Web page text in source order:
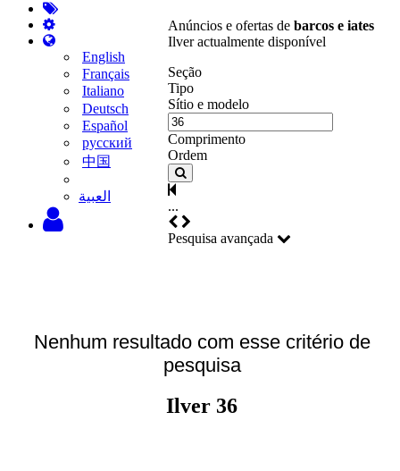
English
Français
Italiano
Deutsch
Español
русский
中国
‫العبية
Anúncios e ofertas de barcos e iates
Ilver actualmente disponível
Seção
Tipo
Sítio e modelo
Comprimento
Ordem
...
Pesquisa avançada
Nenhum resultado com esse critério de
pesquisa
Ilver 36